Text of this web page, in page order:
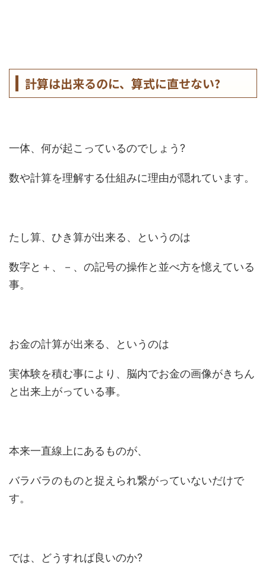
計算は出来るのに、算式に直せない?
一体、何が起こっているのでしょう?
数や計算を理解する仕組みに理由が隠れています。
たし算、ひき算が出来る、というのは
数字と＋、－、の記号の操作と並べ方を憶えている
事。
お金の計算が出来る、というのは
実体験を積む事により、脳内でお金の画像がきちん
と出来上がっている事。
本来一直線上にあるものが、
バラバラのものと捉えられ繋がっていないだけで
す。
では、どうすれば良いのか?